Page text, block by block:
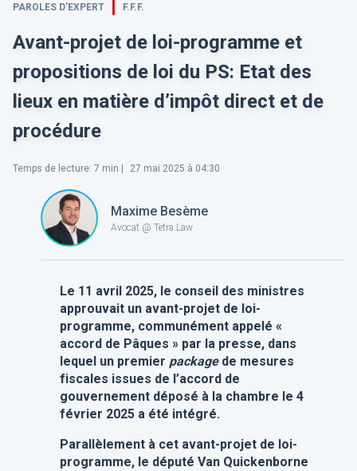
PAROLES D’EXPERT F.F.F.
Avant-projet de loi-programme et
propositions de loi du PS: Etat des
lieux en matière d’impôt direct et de
procédure
Temps de lecture: 7 min | 27 mai 2025 à 04:30
Maxime Besème
Avocat @ Tetra Law
Le 11 avril 2025, le conseil des ministres
approuvait un avant-projet de loi-
programme, communément appelé «
accord de Pâques » par la presse, dans
lequel un premier package de mesures
fiscales issues de l’accord de
gouvernement déposé à la chambre le 4
février 2025 a été intégré.
Parallèlement à cet avant-projet de loi-
programme, le député Van Quickenborne